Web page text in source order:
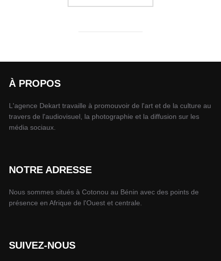
À PROPOS
L'agence Dekart travaille à promouvoir de l'art et de la culture au
travers de l'audiovisuel, la photographie et la diffusion sur les
média sociaux.
NOTRE ADRESSE
Nous sommes situés à Cotonou au Bénin avec des points de
présence en Afrique de l'Ouest et centrale.
SUIVEZ-NOUS